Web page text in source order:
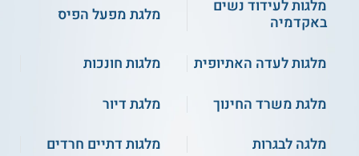
מלגות לעידוד נשים
באקדמיה
מלגת מפעל הפיס
מלגות לעדה האתיופית
מלגות חונכות
מלגת משרד החינוך
מלגת דיור
מלגה לבגרות
מלגות דתיים חרדים